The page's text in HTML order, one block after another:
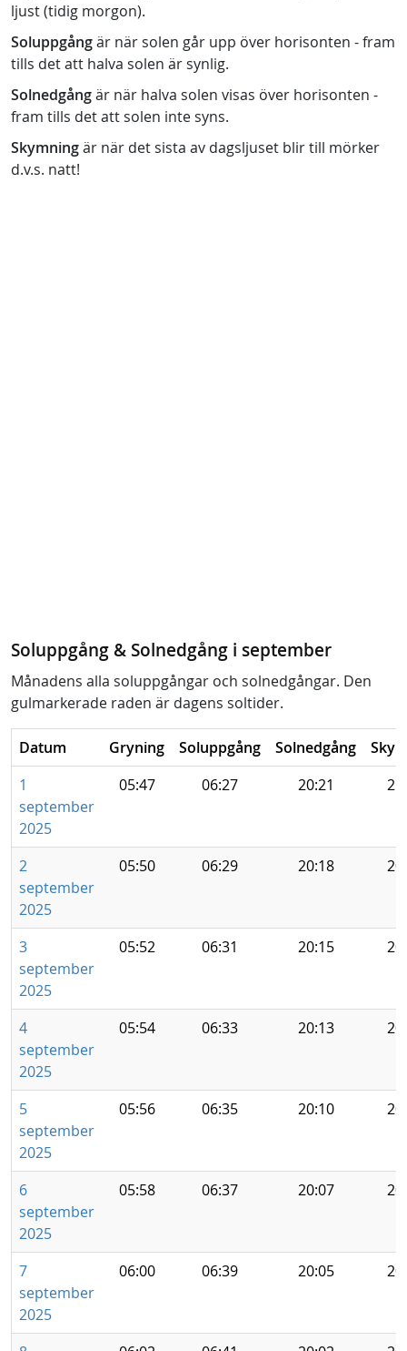
ljust (tidig morgon).
Soluppgångär när solen går upp över horisonten - fram
tills det att halva solen är synlig.
Solnedgångär när halva solen visas över horisonten -
fram tills det att solen inte syns.
Skymningär när det sista av dagsljuset blir till mörker
d.v.s. natt!
Soluppgång & Solnedgång i september
Månadens alla soluppgångar och solnedgångar. Den
gulmarkerade raden är dagens soltider.
Datum Gryning Soluppgång Solnedgång
1
september
2025
05:47 06:27 20:21
2
september
2025
05:50 06:29 20:18
3
september
2025
05:52 06:31 20:15
4
september
2025
05:54 06:33 20:13
5
september
2025
05:56 06:35 20:10
6
september
2025
05:58 06:37 20:07
7
september
2025
06:00 06:39 20:05